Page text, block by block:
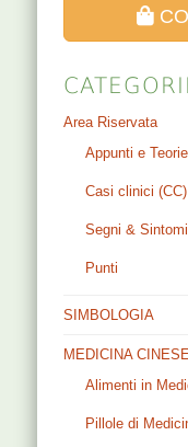
Area Riservata
Appunti e Teorie
Casi clinici (CC)
Segni &
Punti
SIMBOLOGIA
MEDICINA
Alimenti in
Pillole di